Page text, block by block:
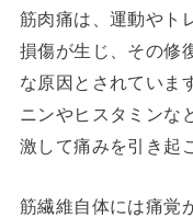
筋肉痛は、運動やト
損傷が生じ、その修
な原因とされていま
ニンやヒスタミンな
激して痛みを引き起
筋繊維自体には痛覚